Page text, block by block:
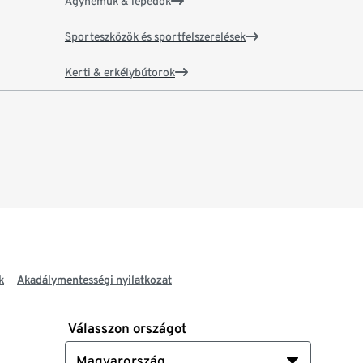
Sporteszközök és sportfelszerelések
Kerti & erkélybútorok
Akadálymentességi nyilatkozat
Válasszon országot